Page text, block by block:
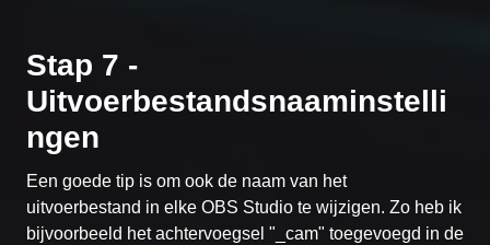
Stap 7 -
Uitvoerbestandsnaaminstelli
ngen
Een goede tip is om ook de naam van het
uitvoerbestand in elke OBS Studio te wijzigen. Zo heb ik
bijvoorbeeld het achtervoegsel "_cam" toegevoegd in de